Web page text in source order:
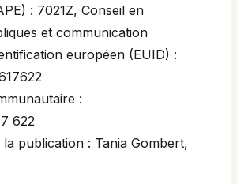
: 7021Z, Conseil en
et communication
européen (EUID) :
:
622
publication : Tania Gombert,